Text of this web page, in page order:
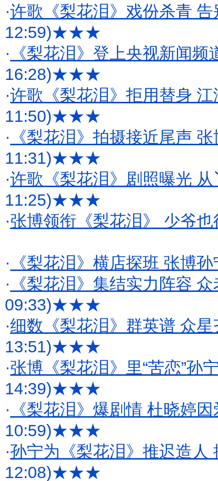
·许歌《梨花泪》戏份杀青
12:59)★★★
· 《梨花泪》登上央视新闻
16:28)★★★
·许歌《梨花泪》拒用替身
11:50)★★★
· 《梨花泪》拍摄接近尾声
11:31)★★★
·许歌《梨花泪》剧照曝光
11:25)★★★
·张博领衔《梨花泪》 少爷
· 《梨花泪》横店探班 张博
· 《梨花泪》集结实力阵容
09:33)★★★
·细数《梨花泪》群英谱 众
13:51)★★★
·张博《梨花泪》里“苦恋”孙
14:39)★★★
· 《梨花泪》爆剧情 杜晓婷
10:59)★★★
·孙宁为《梨花泪》推迟造人
12:08)★★★